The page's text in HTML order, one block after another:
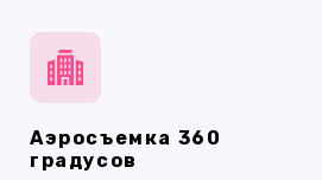
Аэросъемка 360
градусов